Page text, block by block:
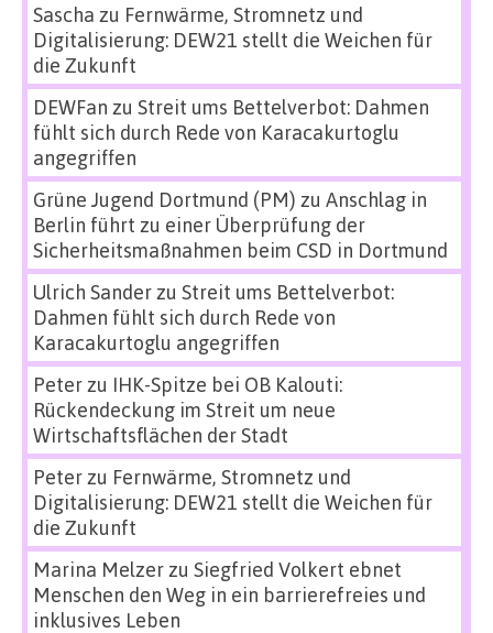
Sascha zu Fernwärme, Stromnetz und
Digitalisierung: DEW21 stellt die Weichen für
die Zukunft
DEWFan zu Streit ums Bettelverbot: Dahmen
fühlt sich durch Rede von Karacakurtoglu
angegriffen
Grüne Jugend Dortmund (PM) zu Anschlag in
Berlin führt zu einer Überprüfung der
Sicherheitsmaßnahmen beim CSD in Dortmund
Ulrich Sanderzu Streit ums Bettelverbot:
Dahmen fühlt sich durch Rede von
Karacakurtoglu angegriffen
Peterzu IHK-Spitze bei OB Kalouti:
Rückendeckung im Streit um neue
Wirtschaftsflächen der Stadt
Peterzu Fernwärme, Stromnetz und
Digitalisierung: DEW21 stellt die Weichen für
die Zukunft
Marina Melzerzu Siegfried Volkert ebnet
Menschen den Weg in ein barrierefreies und
inklusives Leben